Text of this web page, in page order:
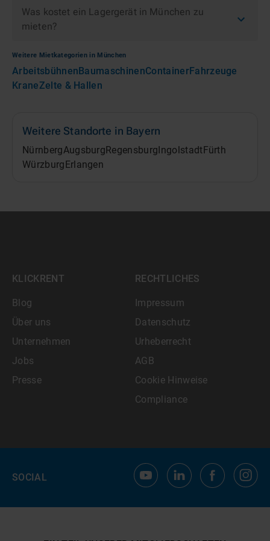
Was kostet ein Lagergerät in München zu
mieten?
Weitere Mietkategorien in München
ArbeitsbühnenBaumaschinenContainerFahrzeuge
KraneZelte & Hallen
Weitere Standorte in Bayern
NürnbergAugsburg Regensburg Ingolstadt Fürth
Würzburg Erlangen
KLICKRENT
Blog
Über uns
Unternehmen
Jobs
Presse
RECHTLICHES
Impressum
Datenschutz
Urheberrecht
AGB
Cookie Hinweise
Compliance
SOCIAL